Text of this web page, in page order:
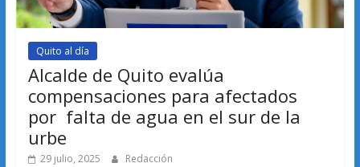
Quito al día
Alcalde de Quito evalúa
compensaciones para afectados
por falta de agua en el sur de la
urbe
29 julio, 2025 Redacción